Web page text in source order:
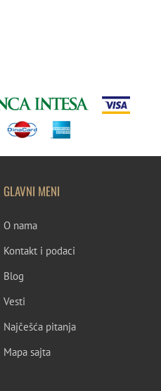
GLAVNI MENI
O nama
Kontakt i podaci
Blog
Vesti
Najčešća pitanja
Mapa sajta